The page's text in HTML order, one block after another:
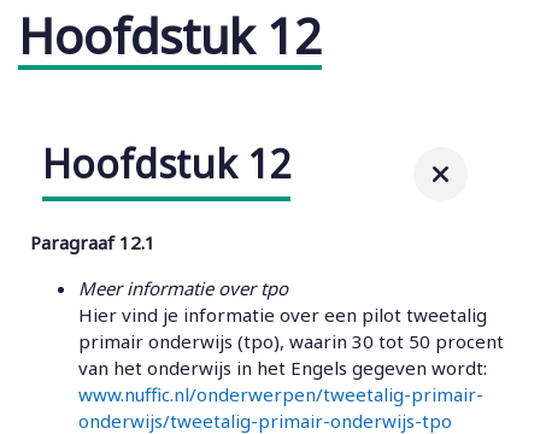
Hoofdstuk 12
Hoofdstuk 12
Paragraaf 12.1
Meer informatie over tpo
Hier vind je informatie over een pilot tweetalig
primair onderwijs (tpo), waarin 30 tot 50 procent
van het onderwijs in het Engels gegeven wordt:
www.nuffic.nl/onderwerpen/tweetalig-primair-
onderwijs/tweetalig-primair-onderwijs-tpo